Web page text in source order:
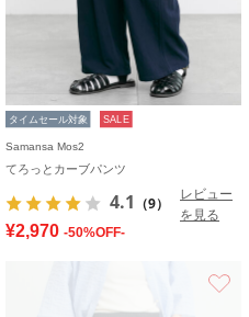
タイムセール対象 SALE
Samansa Mos2
てろっとカーブパンツ
4.1 （9）
レビュー
を見る
¥2,970 -50%OFF-